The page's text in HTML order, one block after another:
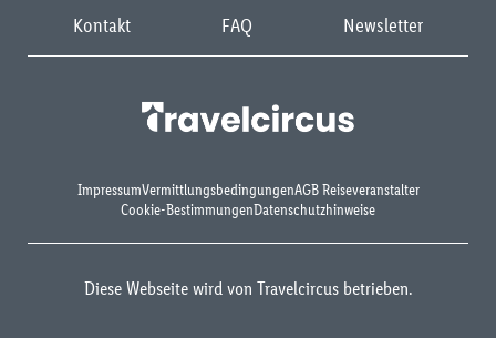
Kontakt FAQ Newsletter
ImpressumVermittlungsbedingungenAGB Reiseveranstalter
Cookie-BestimmungenDatenschutzhinweise
Diese Webseite wird von Travelcircus betrieben.